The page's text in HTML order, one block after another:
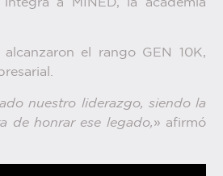
a MINED, la academia
el rango GEN 10K,
nuestro liderazgo, siendo la
de honrar ese legado, » afirmó